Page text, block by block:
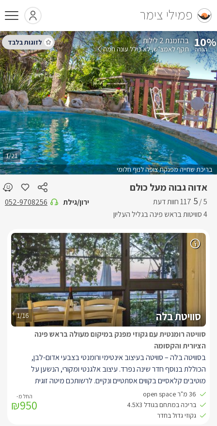
פמילי צימר
אדוה גבוה מעל כולם
5 /
5
4 סוויטות בראש פינה בגליל העליון
ירון/גילת 052-9708256
בריכת שחייה מפנקת צופה לנוף חלומי
1/21
10% בהזמנת 2 לילות
תקף לאמצ"ש לא כולל עונה חמה
1/16 סוויטת בלה
סוויטה רומנטית עם גקוזי מפנק במיקום מעולה בראש פינה
הציורית והקסומה
בסוויטה בלה – סוויטה בעיצוב אינטימי ורומנטי בצבעי אדום-לבן,
הכוללת בנוסף חדר שינה נפרד. עיצוב אלגנטי ומקורי, הנשען על
מוטיבים קלאסיים בקווים אסתטיים ונקיים. לרשותכם מיטה זוגית
מלכותית בעלת מזרן אורתופדי, ג'קוזי מלבני גדול, חוויית צפייה מעולה,
חלונות גדולים לנוף ולתאורה טבעית המעוטרים בוילונות החשכה לפי
הצורך, פינת ישיבה סלונית מעוצבת, קמין מפנק, מקלחון נפרד מפנק
36 מ"ר open space
בריכה במתחם בגודל 4.5X3
גקוזי גדול בחדר
₪950